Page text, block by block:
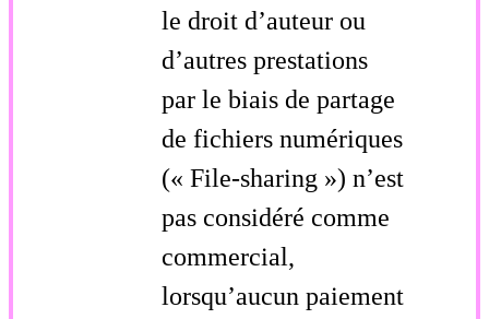
le droit d’auteur ou
d’autres prestations
par le biais de partage
de fichiers numériques
(« File-sharing ») n’est
pas considéré comme
commercial,
lorsqu’aucun paiement